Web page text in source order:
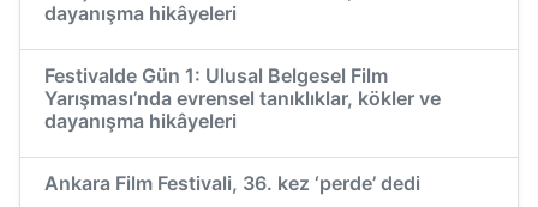
dayanışma hikâyeleri
Festivalde Gün 1: Ulusal Belgesel Film
Yarışması’nda evrensel tanıklıklar, kökler ve
dayanışma hikâyeleri
Ankara Film Festivali, 36. kez ‘perde’ dedi